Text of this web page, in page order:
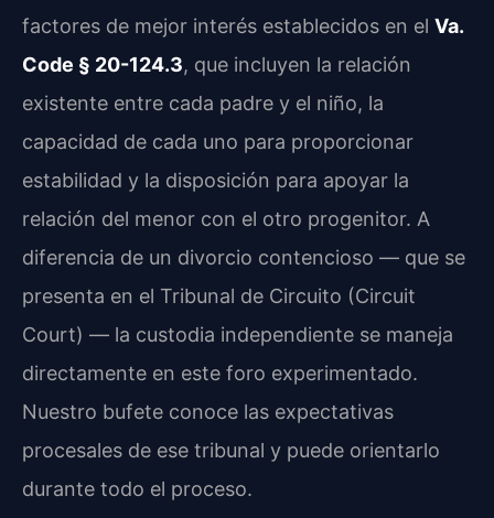
factores de mejor interés establecidos en el Va.
Code § 20-124.3, que incluyen la relación
existente entre cada padre y el niño, la
capacidad de cada uno para proporcionar
estabilidad y la disposición para apoyar la
relación del menor con el otro progenitor. A
diferencia de un divorcio contencioso — que se
presenta en el Tribunal de Circuito (Circuit
Court) — la custodia independiente se maneja
directamente en este foro experimentado.
Nuestro bufete conoce las expectativas
procesales de ese tribunal y puede orientarlo
durante todo el proceso.